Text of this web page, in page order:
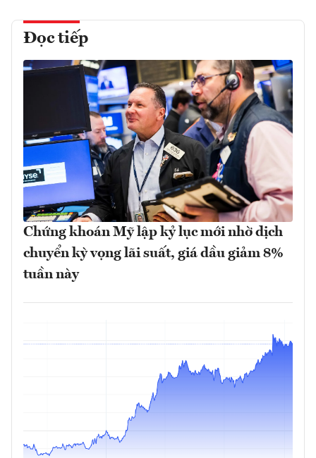
Đọc tiếp
Chứng khoán Mỹ lập kỷ lục mới nhờ dịch
chuyển kỳ vọng lãi suất, giá dầu giảm 8%
tuần này